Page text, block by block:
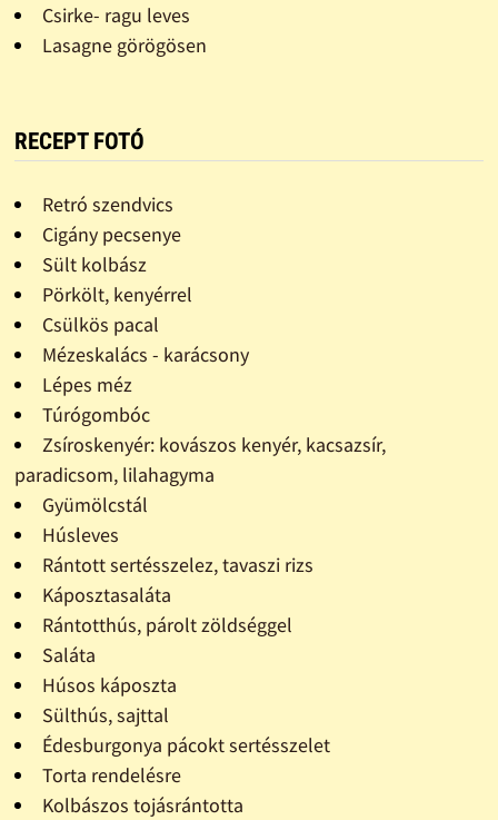
Csirke- ragu leves
Lasagne görögösen
RECEPT FOTÓ
Retró szendvics
Cigány pecsenye
Sült kolbász
Pörkölt, kenyérrel
Csülkös pacal
Mézeskalács - karácsony
Lépes méz
Túrógombóc
Zsíroskenyér: kovászos kenyér, kacsazsír,
paradicsom, lilahagyma
Gyümölcstál
Húsleves
Rántott sertésszelez, tavaszi rizs
Káposztasaláta
Rántotthús, párolt zöldséggel
Saláta
Húsos káposzta
Sülthús, sajttal
Édesburgonya pácokt sertésszelet
Torta rendelésre
Kolbászos tojásrántotta